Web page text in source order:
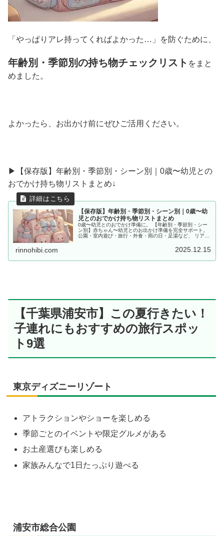
「やっぱりアレ持ってくればよかった…」を防ぐために、
年齢別・季節別の持ち物チェックリスト をまと
めました。
よかったら、お出かけ前にぜひご活用ください。
▶︎【保存版】年齢別・季節別・シーン別｜0歳〜幼児との
おでかけ持ち物リストまとめ↓
【保存版】年齢別・季節別・シーン別｜0歳〜幼
児とのおでかけ持ち物リストまとめ
0歳〜幼児とのおでかけ準備に。 【年齢別・季節別・シー
ン別】赤ちゃん〜幼児とのお出かけ準備を完全サポート。
公園・室内遊び・旅行・外食・雨の日・足湯など、 リアル
rinnohibi.com 2025.12.15
【千葉県浦安市】この夏行きたい！
子連れにもおすすめの旅行スポッ
ト9選
東京ディズニーリゾート
アトラクションやショーを楽しめる
季節ごとのイベントや限定グルメがある
お土産選びも楽しめる
家族みんなで1日たっぷり遊べる
浦安市総合公園